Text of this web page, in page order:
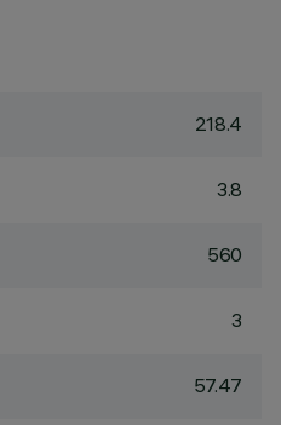
218.4
3.8
560
3
57.47